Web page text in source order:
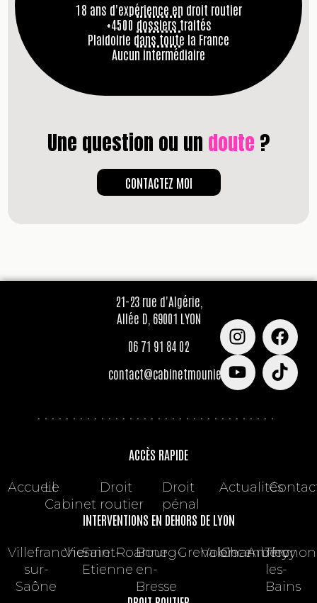
18 ans d'expérience en droit routier
+4500 dossiers traités
Plaidoirie dans toute la France
Aucun intermédiaire
Une question ou un doute ?
CONTACTEZ MOI
21-23 rue d'Algérie,
Allée D, 69001 LYON
06 71 91 84 02
contact@cabinetmounier.com
ACCÈS RAPIDE
Accueil
Le
Cabinet
Droit
routier
Droit
pénal
Actualités
INTERVENTIONS EN DEHORS DE LYON
Villefranche-
sur-
Saône
Vienne
Saint-
Etienne
Roanne
Bourg-
en-
Bresse
Grenoble
Valence
Chambéry
Annecy
les-
Bains